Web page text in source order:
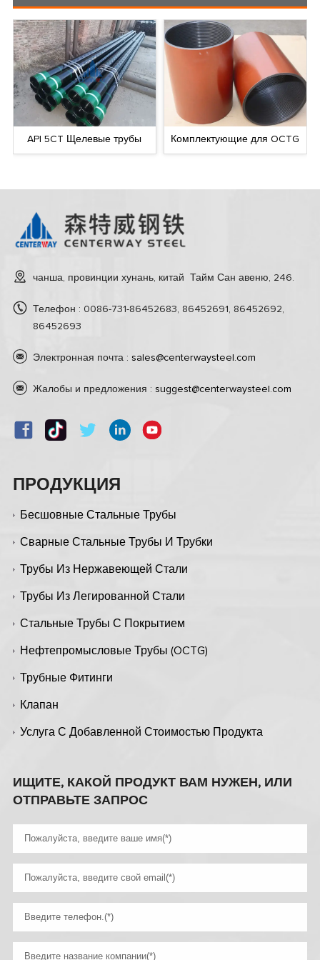
API 5CT Щелевые трубы Комплектующие для OCTG
чанша, провинции хунань, китай Тайм Сан авеню, 246.
Телефон : 0086-731-86452683, 86452691, 86452692,
86452693
Электронная почта : sales@centerwaysteel.com
Жалобы и предложения : suggest@centerwaysteel.com
ПРОДУКЦИЯ
Бесшовные Стальные Трубы
Сварные Стальные Трубы И Трубки
Трубы Из Нержавеющей Стали
Трубы Из Легированной Стали
Стальные Трубы С Покрытием
Нефтепромысловые Трубы (OCTG)
Трубные Фитинги
Клапан
Услуга С Добавленной Стоимостью Продукта
ИЩИТЕ, КАКОЙ ПРОДУКТ ВАМ НУЖЕН, ИЛИ
ОТПРАВЬТЕ ЗАПРОС